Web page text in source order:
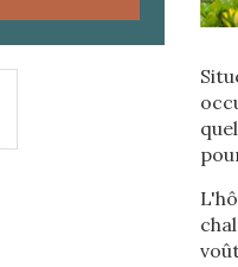
Ce
telle
Ils